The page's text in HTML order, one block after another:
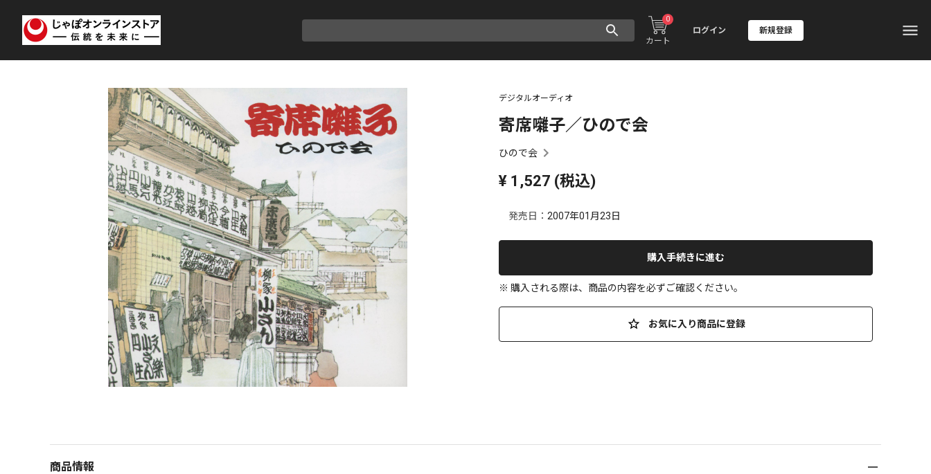
カート
0
ログイン 新規登録
デジタルオーディオ
寄席囃子／ひので会
ひので会
¥ 1,527 (税込)
発売日： 2007年01月23日
購入手続きに進む
※ 購入される際は、商品の内容を必ずご確認ください。
お気に入り商品に登録
商品情報